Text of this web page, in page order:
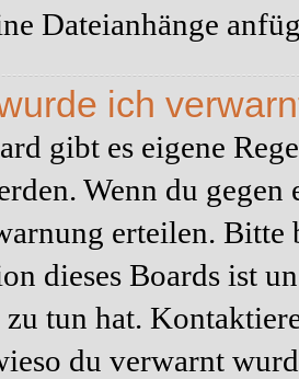
Dateianhänge
ich
gibt es eigene
Wenn du
erteilen. Bitte
dieses Boards ist
tun hat.
du verwarnt